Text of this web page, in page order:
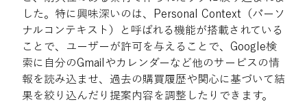
した。特に興味深いのは、Personal Context（パーソ
ナルコンテキスト）と呼ばれる機能が搭載されている
ことで、ユーザーが許可を与えることで、Google検
索に自分のGmailやカレンダーなど他のサービスの情
報を読み込ませ、過去の購買履歴や関心に基づいて結
果を絞り込んだり提案内容を調整したりできます。